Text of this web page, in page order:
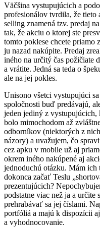
Väčšina vystupujúcich a
profesionálov tvrdila, že tieto
selling znamená tzv. predaj
tak, že akciu o ktorej ste
tomto poklese chcete priamo
ju nazad nakúpite. Predaj
iného na určitý čas požičiate
a vrátite. Jedná sa teda o
ale na jej pokles.
Unisono všetci vystupujúci
spoločnosti buď predávajú,
jeden jediný z vystupujúcich,
bolo mimochodom až
odborníkov (niektorých z
názory) a uvažujem, čo
cez apku v mobile už aj
okrem iného nakúpené aj
jednoduchú otázku. Mám
dokonca začať Teslu
prezentujúcich?
podstatne viac než ja a určite
prehrabávať sa jej číslami.
portfóliá a majú k dispozícii
a vyhodnocovanie.